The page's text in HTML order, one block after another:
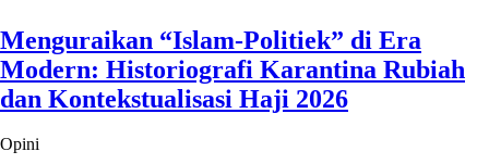
Menguraikan “Islam-Politiek” di Era
Modern: Historiografi Karantina Rubiah
dan Kontekstualisasi Haji 2026
Opini